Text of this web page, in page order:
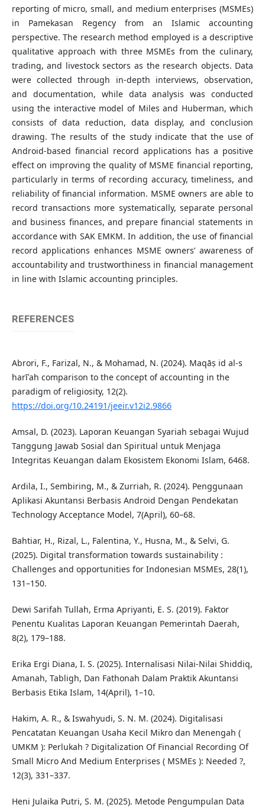
reporting of micro, small, and medium enterprises (MSMEs)
in Pamekasan Regency from an Islamic accounting
perspective. The research method employed is a descriptive
qualitative approach with three MSMEs from the culinary,
trading, and livestock sectors as the research objects. Data
were collected through in-depth interviews, observation,
and documentation, while data analysis was conducted
using the interactive model of Miles and Huberman, which
consists of data reduction, data display, and conclusion
drawing. The results of the study indicate that the use of
Android-based financial record applications has a positive
effect on improving the quality of MSME financial reporting,
particularly in terms of recording accuracy, timeliness, and
reliability of financial information. MSME owners are able to
record transactions more systematically, separate personal
and business finances, and prepare financial statements in
accordance with SAK EMKM. In addition, the use of financial
record applications enhances MSME owners’ awareness of
accountability and trustworthiness in financial management
in line with Islamic accounting principles.
REFERENCES
Abrori, F., Farizal, N., & Mohamad, N. (2024). Maqāṣ id al-s
harīʿah comparison to the concept of accounting in the
paradigm of religiosity, 12(2).
https://doi.org/10.24191/jeeir.v12i2.9866
Amsal, D. (2023). Laporan Keuangan Syariah sebagai Wujud
Tanggung Jawab Sosial dan Spiritual untuk Menjaga
Integritas Keuangan dalam Ekosistem Ekonomi Islam, 6468.
Ardila, I., Sembiring, M., & Zurriah, R. (2024). Penggunaan
Aplikasi Akuntansi Berbasis Android Dengan Pendekatan
Technology Acceptance Model, 7(April), 60–68.
Bahtiar, H., Rizal, L., Falentina, Y., Husna, M., & Selvi, G.
(2025). Digital transformation towards sustainability :
Challenges and opportunities for Indonesian MSMEs, 28(1),
131–150.
Dewi Sarifah Tullah, Erma Apriyanti, E. S. (2019). Faktor
Penentu Kualitas Laporan Keuangan Pemerintah Daerah,
8(2), 179–188.
Erika Ergi Diana, I. S. (2025). Internalisasi Nilai-Nilai Shiddiq,
Amanah, Tabligh, Dan Fathonah Dalam Praktik Akuntansi
Berbasis Etika Islam, 14(April), 1–10.
Hakim, A. R., & Iswahyudi, S. N. M. (2024). Digitalisasi
Pencatatan Keuangan Usaha Kecil Mikro dan Menengah (
UMKM ): Perlukah ? Digitalization Of Financial Recording Of
Small Micro And Medium Enterprises ( MSMEs ): Needed ?,
12(3), 331–337.
Heni Julaika Putri, S. M. (2025). Metode Pengumpulan Data